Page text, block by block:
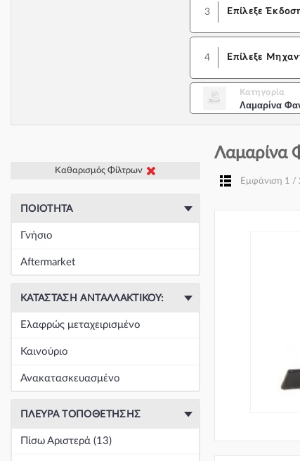
3 Επίλεξε
4 Επίλεξε
Κατηγορία
Λαμαρίνα
Καθαρισμός Φίλτρων
ΠΟΙΌΤΗΤΑ
Γνήσιο
Aftermarket
ΚΑΤΆΣΤΑΣΗ ΑΝΤΑΛΛΑΚΤΙΚΟΎ:
Ελαφρώς μεταχειρισμένο
Καινούριο
Ανακατασκευασμένο
ΠΛΕΥΡΆ ΤΟΠΟΘΈΤΗΣΗΣ
Πίσω Αριστερά (13)
Λαμαρίνα
Εμφάνιση 1 /